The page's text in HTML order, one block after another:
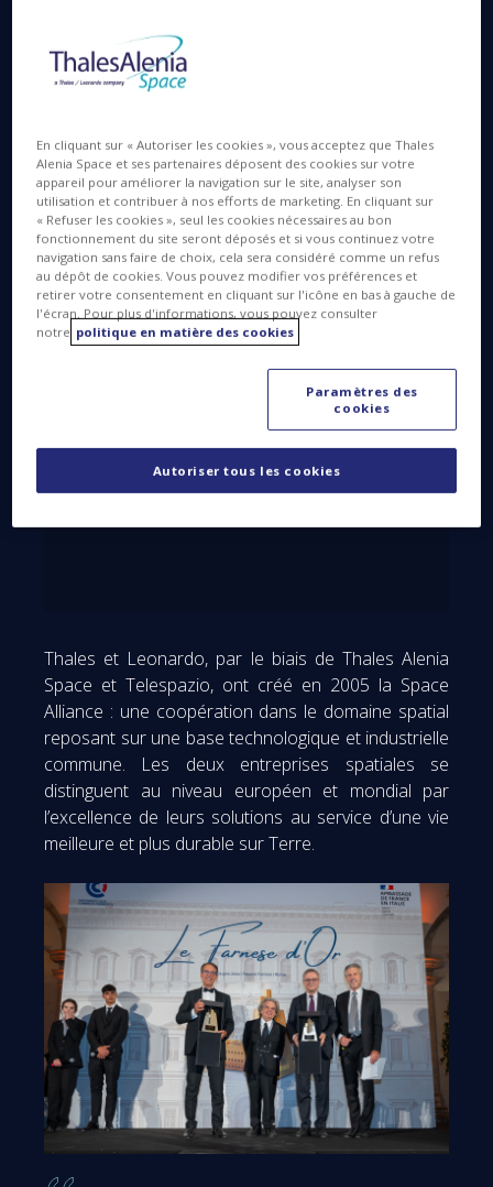
Le prix a été remis par Renato Brunetta, Président
du Conseil national italien pour l’économie et le
représentants des institutions et des sphères
économiques et culturelles, à l’occasion de la
troisième édition du « Gala - Le Farnèse d’Or »
qu’organise chaque année la Chambre de
Commerce et d’Industrie franco-italienne (CCI
France Italie) au palais Farnèse, siège de
l’Ambassade de France en Italie, dans le but de
renforcer les relations entre les deux pays.
Thales et Leonardo, par le biais de Thales Alenia
Space et Telespazio, ont créé en 2005 la Space
Alliance : une coopération dans le domaine spatial
reposant sur une base technologique et industrielle
commune. Les deux entreprises spatiales se
distinguent au niveau européen et mondial par
l’excellence de leurs solutions au service d’une vie
meilleure et plus durable sur Terre.
En cliquant sur « Autoriser les cookies », vous acceptez que Thales
Alenia Space et ses partenaires déposent des cookies sur votre
appareil pour améliorer la navigation sur le site, analyser son
utilisation et contribuer à nos efforts de marketing. En cliquant sur
« Refuser les cookies », seul les cookies nécessaires au bon
fonctionnement du site seront déposés et si vous continuez votre
navigation sans faire de choix, cela sera considéré comme un refus
au dépôt de cookies. Vous pouvez modifier vos préférences et
retirer votre consentement en cliquant sur l'icône en bas à gauche de
l'écran. Pour plus d'informations, vous pouvez consulter
notre politique en matière des cookies
Paramètres des
cookies
Autoriser tous les cookies